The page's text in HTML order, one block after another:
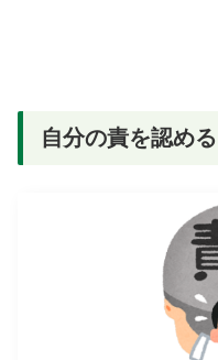
自分の責を認める